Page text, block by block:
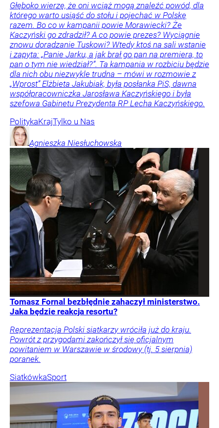
Głęboko wierzę, że oni wciąż mogą znaleźć powód, dla
którego warto usiąść do stołu i pojechać w Polskę
razem. Bo co w kampanii powie Morawiecki? Że
Kaczyński go zdradził? A co powie prezes? Wyciągnie
znowu doradzanie Tuskowi? Wtedy ktoś na sali wstanie
i zapyta: „Panie Jarku, a jak brał go pan na premiera, to
pan o tym nie wiedział?”. Ta kampania w rozbiciu będzie
dla nich obu niezwykle trudna – mówi w rozmowie z
„Wprost” Elżbieta Jakubiak, była posłanka PiS, dawna
współpracowniczka Jarosława Kaczyńskiego i była
szefowa Gabinetu Prezydenta RP Lecha Kaczyńskiego.
PolitykaKrajTylko u Nas
Agnieszka Niesłuchowska
Tomasz Fornal bezbłędnie zahaczył ministerstwo.
Jaka będzie reakcja resortu?
Reprezentacja Polski siatkarzy wróciła już do kraju.
Powrót z przygodami zakończył się oficjalnym
powitaniem w Warszawie w środowy (tj. 5 sierpnia)
poranek.
SiatkówkaSport